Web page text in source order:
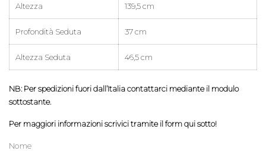
Altezza 139,5 cm
Profondità Seduta 37 cm
Altezza Seduta 46,5 cm
NB: Per spedizioni fuori dall’Italia contattarci mediante il modulo
sottostante.
Per maggiori informazioni scrivici tramite il form qui sotto!
Nome